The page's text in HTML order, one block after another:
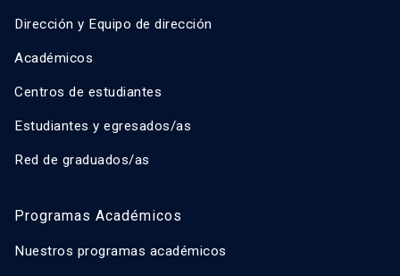
Dirección y Equipo de dirección
Académicos
Centros de estudiantes
Estudiantes y egresados/as
Red de graduados/as
Programas Académicos
Nuestros programas académicos